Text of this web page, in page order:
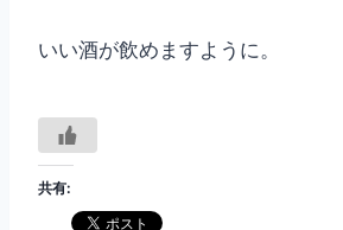
いい酒が飲めますように。
共有: